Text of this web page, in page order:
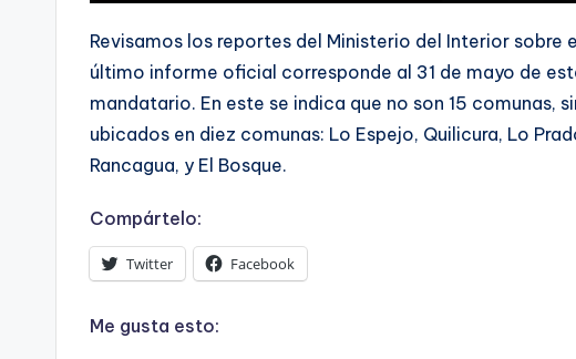
Revisamos los reportes del Ministerio del Interior sobre
último informe oficial corresponde al 31 de mayo de
mandatario. En este se indica que no son 15 comunas,
ubicados en diez comunas: Lo Espejo, Quilicura, Lo
Rancagua, y El Bosque.
Compártelo:
Twitter Facebook
Me gusta esto: